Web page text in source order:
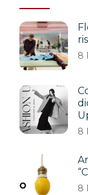
8
8
8